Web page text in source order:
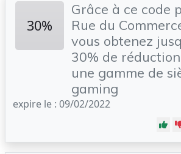
30%
Grâce à ce code
Rue du
vous obtenez
30% de
une gamme de
gaming
expire le : 09/02/2022